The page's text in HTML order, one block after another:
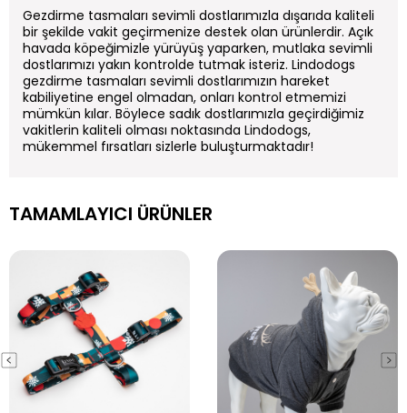
Gezdirme tasmaları sevimli dostlarımızla dışarıda kaliteli
bir şekilde vakit geçirmenize destek olan ürünlerdir. Açık
havada köpeğimizle yürüyüş yaparken, mutlaka sevimli
dostlarımızı yakın kontrolde tutmak isteriz. Lindodogs
gezdirme tasmaları sevimli dostlarımızın hareket
kabiliyetine engel olmadan, onları kontrol etmemizi
mümkün kılar. Böylece sadık dostlarımızla geçirdiğimiz
vakitlerin kaliteli olması noktasında Lindodogs,
mükemmel fırsatları sizlerle buluşturmaktadır!
TAMAMLAYICI ÜRÜNLER